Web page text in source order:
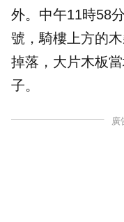
外。中午11時58
號，騎樓上方的
掉落，大片木板
子。
廣